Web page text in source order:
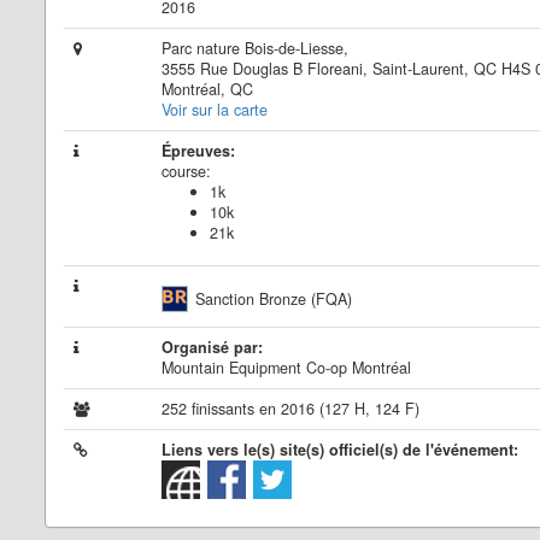
2016
Parc nature Bois-de-Liesse,
3555 Rue Douglas B Floreani, Saint-Laurent, QC H4S
Montréal, QC
Voir sur la carte
Épreuves:
course:
1k
10k
21k
Sanction Bronze (FQA)
Organisé par:
Mountain Equipment Co-op Montréal
252 finissants en 2016 (127 H, 124 F)
Liens vers le(s) site(s) officiel(s) de l'événement: